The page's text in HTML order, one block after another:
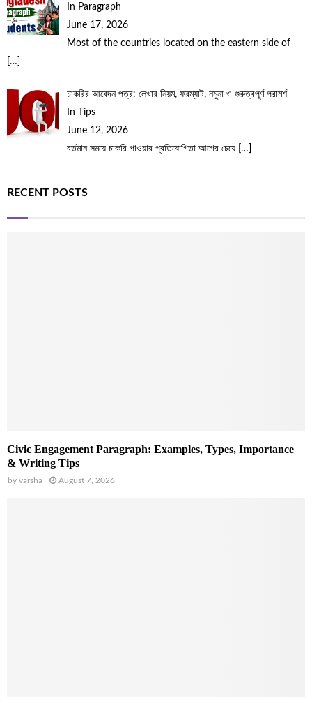
In Paragraph
June 17, 2026
Most of the countries located on the eastern side of
[…]
চাকরির আবেদন পত্র: লেখার নিয়ম, ফরম্যাট, নমুনা ও গুরুত্বপূর্ণ পরামর্শ
In Tips
June 12, 2026
বর্তমান সময়ে চাকরি পাওয়ার প্রতিযোগিতা আগের চেয়ে […]
RECENT POSTS
Civic Engagement Paragraph: Examples, Types, Importance
& Writing Tips
by varsha August 7, 2026